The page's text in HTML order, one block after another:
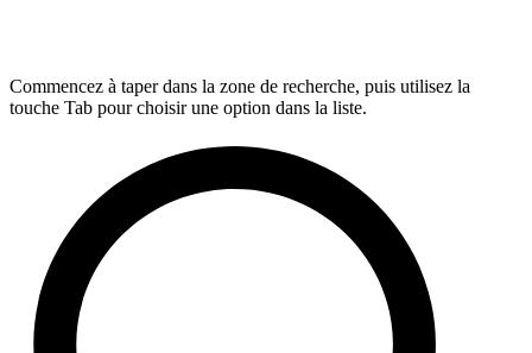
Commencez à taper dans la zone de recherche, puis utilisez la
touche Tab pour choisir une option dans la liste.